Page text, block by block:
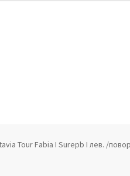
данных
Tour Fabia I Surepb I лев. /